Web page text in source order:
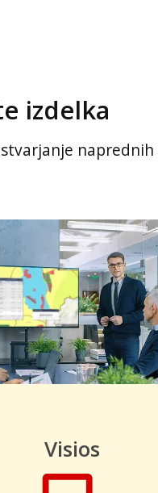
izdelka
naprednih
Visios